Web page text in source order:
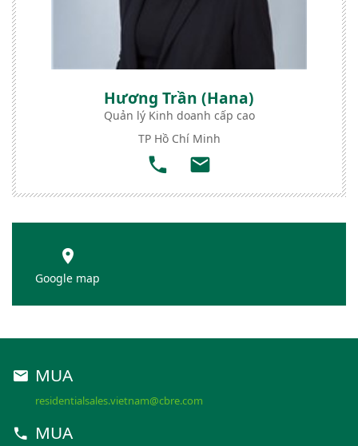
Hương Trần (Hana)
Quản lý Kinh doanh cấp cao
TP Hồ Chí Minh
Google map
MUA
residentialsales.vietnam@cbre.com
MUA